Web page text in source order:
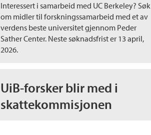
Interessert i samarbeid med UC Berkeley? Søk
om midler til forskningssamarbeid med et av
verdens beste universitet gjennom Peder
Sather Center. Neste søknadsfrist er 13 april,
2026.
UiB-forsker blir med i
skattekommisjonen